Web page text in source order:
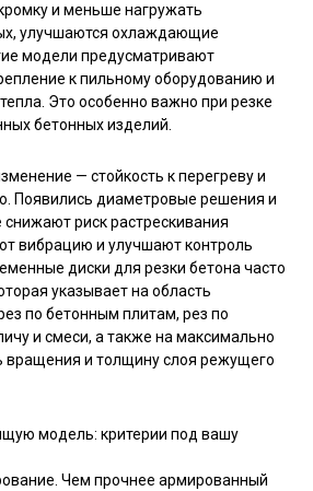
и меньше нагружать
улучшаются охлаждающие
модели предусматривают
к пильному оборудованию и
Это особенно важно при резке
бетонных изделий.
— стойкость к перегреву и
Появились диаметровые решения и
риск растрескивания
вибрацию и улучшают контроль
диски для резки бетона часто
указывает на область
по бетонным плитам, рез по
и смеси, а также на максимально
вращения и толщину слоя режущего
модель: критерии под вашу
Чем прочнее армированный